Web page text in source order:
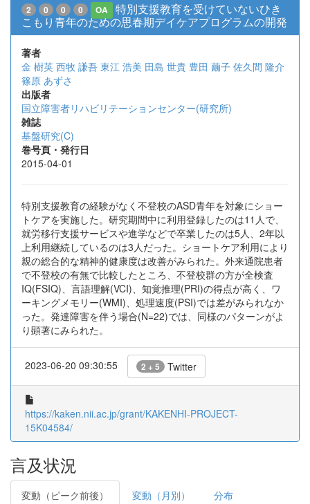
2 0 0 0 OA
特別支援教育を受けていないひき
こもり青年のための思春期デイケアプログラムの開発
著者
金 樹英 西牧 謙吾 東江 浩美 田島 世貴 豊田 繭子 佐久間 隆介
篠原 あずさ
出版者
国立障害者リハビリテーションセンター(研究所)
雑誌
基盤研究(C)
巻号頁・発行日
2015-04-01
特別支援教育の経験がなく不登校のASD青年を対象にショー
トケアを実施した。研究期間中に利用登録したのは11人で、
就労移行支援サービスや進学などで卒業したのは5人、2年以
上利用継続しているのは3人だった。ショートケア利用により
親の総合的な精神的健康度は改善がみられた。外来通院患者
で不登校の有無で比較したところ、不登校群の方が全検査
IQ(FSIQ)、言語理解(VCI)、知覚推理(PRI)の得点が高く、ワ
ーキングメモリー(WMI)、処理速度(PSI)では差がみられなか
った。発達障害を伴う場合(N=22)では、同様のパターンがよ
り顕著にみられた。
2023-06-20 09:30:55 2 + 5 Twitter
https://kaken.nii.ac.jp/grant/KAKENHI-PROJECT-
15K04584/
言及状況
変動（ピーク前後） 変動（月別） 分布